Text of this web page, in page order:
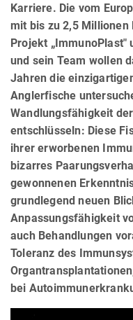
Karriere. Die vom
mit bis zu 2,5
Projekt „ImmunoPlast"
und sein Team wollen
Jahren die
Anglerfische
Wandlungsfähigkeit
entschlüsseln: Diese
ihrer erworbenen
bizarres
gewonnenen
grundlegend neuen
Anpassungsfähigkeit
auch Behandlungen
Toleranz des
bei